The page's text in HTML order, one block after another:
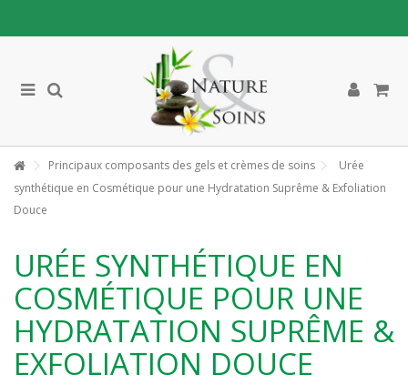
Principaux composants des gels et crèmes de soins
Urée
synthétique en Cosmétique pour une Hydratation Suprême & Exfoliation
Douce
URÉE SYNTHÉTIQUE EN
COSMÉTIQUE POUR UNE
HYDRATATION SUPRÊME &
EXFOLIATION DOUCE